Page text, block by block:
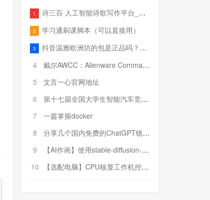
1 诗三百·人工智能诗歌写作平台_在线作诗机_藏头诗生成器_电脑对联_姓名作诗
2 学习通刷课脚本（可以直接用）
3
抖音温雅欧洲坊的包是正品吗？温雅卖的包为啥那么便宜？
4
戴尔AWCC：Alienware Command Center 故障排除方法，里面附有超全详解呦，快来快来，欢迎观看~
5
文言一心官网地址
6
第十七届全国大学生智能汽车竞赛全国总决赛参赛队伍奖项公告
7
一篇掌握docker
8
分享几个国内免费的ChatGPT镜像网址(亲测有效-4月25日更新)
9
【AI作画】使用stable-diffusion-webui搭建AI作画平台
10
【选配电脑】CPU核显工作机控制预算5000